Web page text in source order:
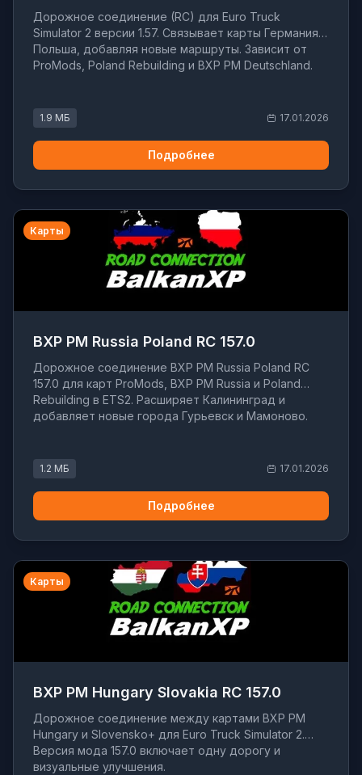
Дорожное соединение (RC) для Euro Truck
Simulator 2 версии 1.57. Связывает карты Германия и
Польша, добавляя новые маршруты. Зависит от
ProMods, Poland Rebuilding и BXP PM Deutschland.
1.9 МБ 17.01.2026
Подробнее
Карты
BXP PM Russia Poland RC 157.0
Дорожное соединение BXP PM Russia Poland RC
157.0 для карт ProMods, BXP PM Russia и Poland
Rebuilding в ETS2. Расширяет Калининград и
добавляет новые города Гурьевск и Мамоново.
1.2 МБ 17.01.2026
Подробнее
Карты
BXP PM Hungary Slovakia RC 157.0
Дорожное соединение между картами BXP PM
Hungary и Slovensko+ для Euro Truck Simulator 2.
Версия мода 157.0 включает одну дорогу и
визуальные улучшения.